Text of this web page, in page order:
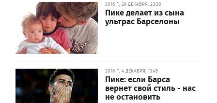
2016 Г., 29 ДЕКАБРЯ, 23:38
Пике делает из сына
ультрас Барселоны
2016 Г., 4 ДЕКАБРЯ, 13:45
Пике: если Барса
вернет свой стиль - нас
не остановить